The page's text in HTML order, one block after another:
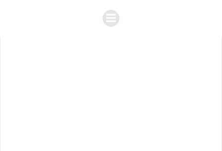
Inhalt
springen